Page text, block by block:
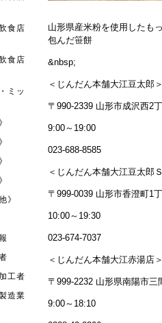
食店
食店
ミッ
》
工者
造業
山形県産米粉を使用したも
包んだ笹餅
&nbsp;
＜じんだん本舗大江豆太郎
〒990-2339 山形市成沢西2
9:00～19:00
023-688-8585
＜じんだん本舗大江豆太郎
〒999-0039 山形市香澄町1
10:00～19:30
023-674-7037
＜じんだん本舗大江赤湯店
〒999-2232 山形県南陽市三
9:00～18:10